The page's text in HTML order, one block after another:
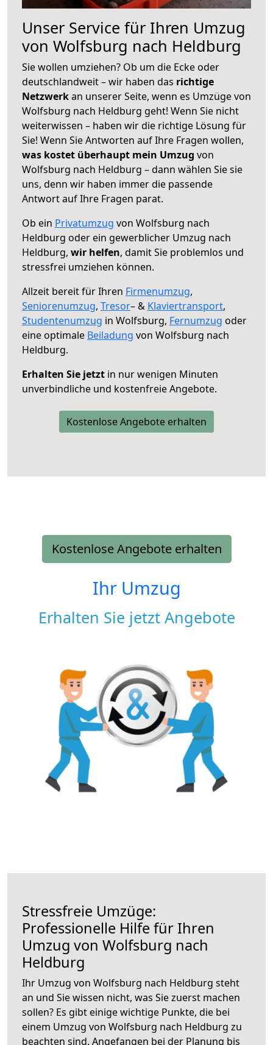
Unser Service für Ihren Umzug
von Wolfsburg nach Heldburg
Sie wollen umziehen? Ob um die Ecke oder
deutschlandweit – wir haben das richtige
Netzwerkan unserer Seite, wenn es Umzüge von
Wolfsburg nach Heldburg geht! Wenn Sie nicht
weiterwissen – haben wir die richtige Lösung für
Sie! Wenn Sie Antworten auf Ihre Fragen wollen,
was kostet überhaupt mein Umzug von
Wolfsburg nach Heldburg – dann wählen Sie sie
uns, denn wir haben immer die passende
Antwort auf Ihre Fragen parat.
Ob ein Privatumzug von Wolfsburg nach
Heldburg oder ein gewerblicher Umzug nach
Heldburg, wir helfen, damit Sie problemlos und
stressfrei umziehen können.
Allzeit bereit für Ihren Firmenumzug,
Seniorenumzug, Tresor– & Klaviertransport,
Studentenumzug in Wolfsburg, Fernumzug oder
eine optimale Beiladung von Wolfsburg nach
Heldburg.
Erhalten Sie jetzt in nur wenigen Minuten
unverbindliche und kostenfreie Angebote.
Kostenlose Angebote erhalten
Kostenlose Angebote erhalten
Ihr Umzug
Erhalten Sie jetzt Angebote
Stressfreie Umzüge:
Professionelle Hilfe für Ihren
Umzug von Wolfsburg nach
Heldburg
Ihr Umzug von Wolfsburg nach Heldburg steht
an und Sie wissen nicht, was Sie zuerst machen
sollen? Es gibt einige wichtige Punkte, die bei
einem Umzug von Wolfsburg nach Heldburg zu
beachten sind. Angefangen bei der Planung bis